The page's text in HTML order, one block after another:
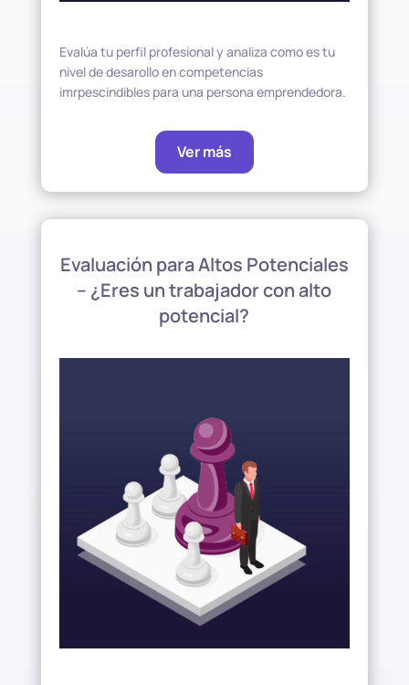
Evalúa tu perfil profesional y analiza como es tu
nivel de desarollo en competencias
imrpescindibles para una persona emprendedora.
Ver más
Evaluación para Altos Potenciales
– ¿Eres un trabajador con alto
potencial?